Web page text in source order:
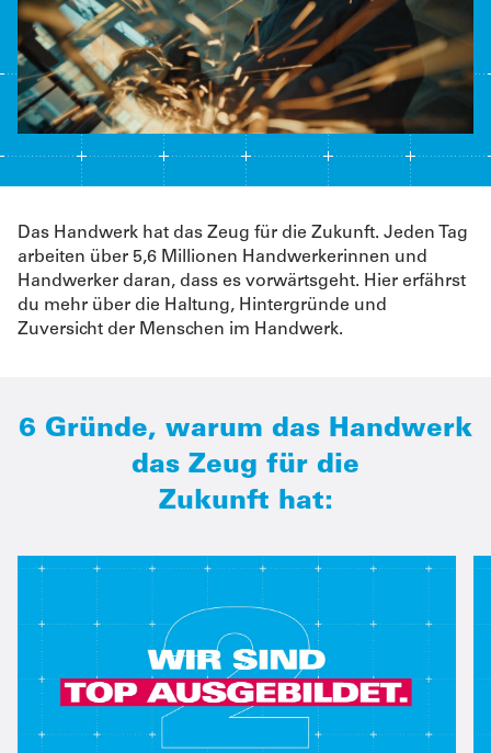
Das Handwerk hat das Zeug für die Zukunft. Jeden Tag
arbeiten über 5,6 Millionen Handwerkerinnen und
Handwerker daran, dass es vorwärtsgeht. Hier erfährst
du mehr über die Haltung, Hintergründe und
Zuversicht der Menschen im Handwerk.
6 Gründe, warum das Handwerk
das Zeug für die
Zukunft hat: